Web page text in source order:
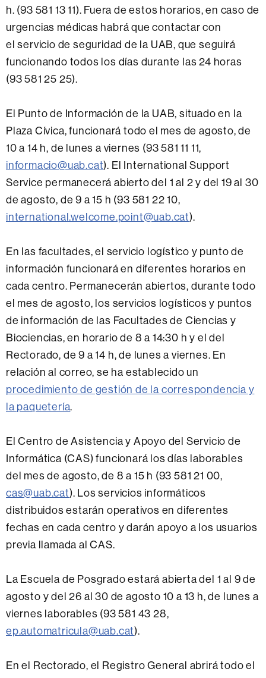
h. (93 581 13 11). Fuera de estos horarios, en caso de
urgencias médicas habrá que contactar con
el servicio de seguridad de la UAB, que seguirá
funcionando todos los días durante las 24 horas
(93 581 25 25).
El Punto de Información de la UAB, situado en la
Plaza Cívica, funcionará todo el mes de agosto, de
10 a 14 h, de lunes a viernes (93 581 11 11,
informacio@uab.cat). El International Support
Service permanecerá abierto del 1 al 2 y del 19 al 30
de agosto, de 9 a 15 h (93 581 22 10,
international.welcome.point@uab.cat).
En las facultades, el servicio logístico y punto de
información funcionará en diferentes horarios en
cada centro. Permanecerán abiertos, durante todo
el mes de agosto, los servicios logísticos y puntos
de información de las Facultades de Ciencias y
Biociencias, en horario de 8 a 14:30 h y el del
Rectorado, de 9 a 14 h, de lunes a viernes. En
relación al correo, se ha establecido un
procedimiento de gestión de la correspondencia y
la paquetería.
El Centro de Asistencia y Apoyo del Servicio de
Informática (CAS) funcionará los días laborables
del mes de agosto, de 8 a 15 h (93 581 21 00,
cas@uab.cat). Los servicios informáticos
distribuidos estarán operativos en diferentes
fechas en cada centro y darán apoyo a los usuarios
previa llamada al CAS.
La Escuela de Posgrado estará abierta del 1 al 9 de
agosto y del 26 al 30 de agosto 10 a 13 h, de lunes a
viernes laborables (93 581 43 28,
ep.automatricula@uab.cat).
En el Rectorado, el Registro General abrirá todo el